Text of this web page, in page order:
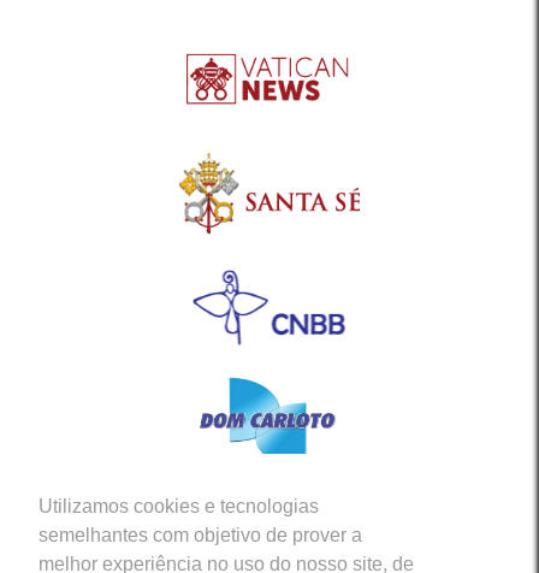
Utilizamos cookies e tecnologias
semelhantes com objetivo de prover a
melhor experiência no uso do nosso site, de
Siga-nos em nossas Redes Sociais